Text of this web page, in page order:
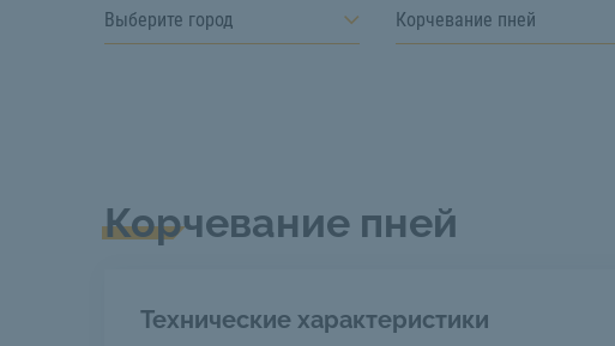
Выберите город Корчевание пней
Корчевание пней
Технические характеристики